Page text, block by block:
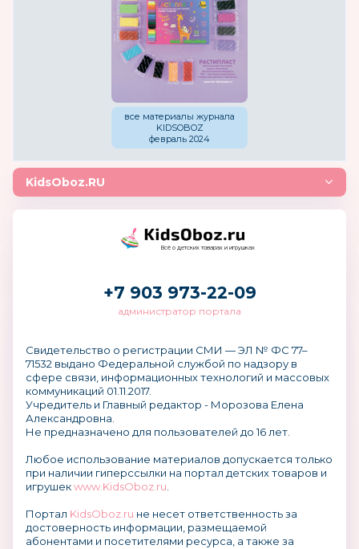
все материалы журнала
KIDSOBOZ
февраль 2024
KidsOboz.RU
Всё о детских товарах и игрушках
+7 903 973-22-09
администратор портала
Свидетельство о регистрации СМИ — ЭЛ № ФС 77–
71532 выдано Федеральной службой по надзору в
сфере связи, информационных технологий и массовых
коммуникаций 01.11.2017.
Учредитель и Главный редактор - Морозова Елена
Александровна.
Не предназначено для пользователей до 16 лет.
Любое использование материалов допускается только
при наличии гиперссылки на портал детских товаров и
игрушекwww.KidsOboz.ru
Портал KidsOboz.ru не несет ответственность за
достоверность информации, размещаемой
абонентами и посетителями ресурса, а также за